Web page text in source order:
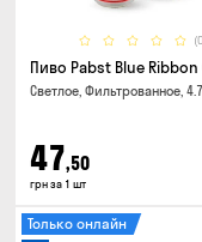
Пиво Pabst Blue Ribbon
Светлое, Фильтрованное,
47,50
грн за 1 шт
Только онлайн